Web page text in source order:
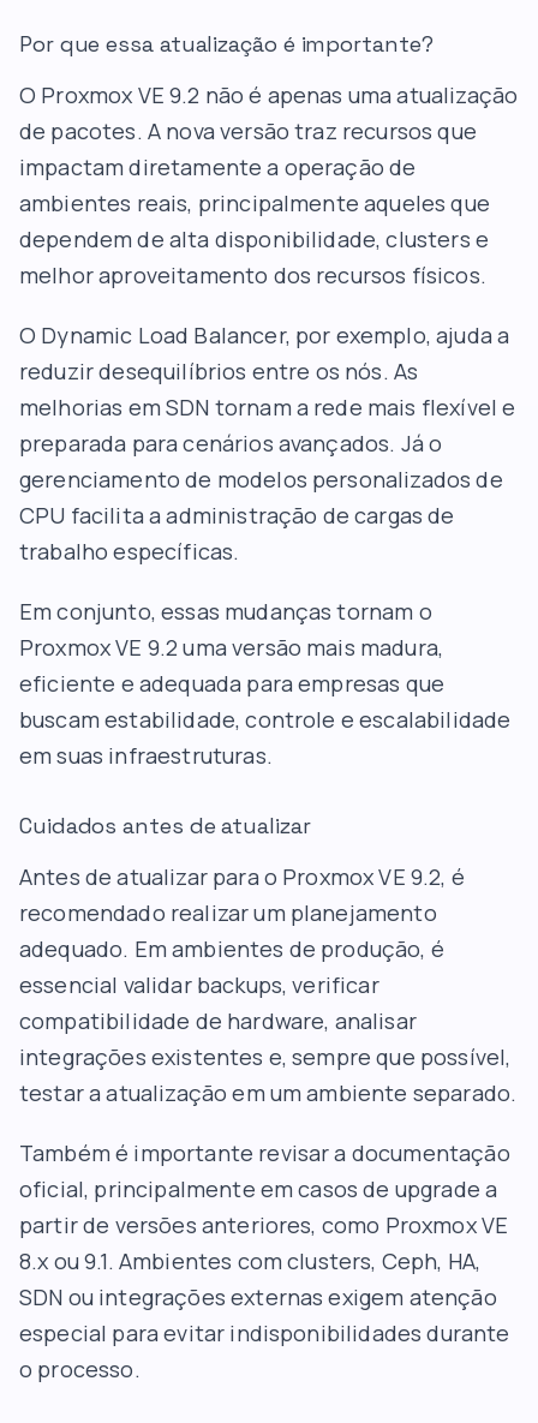
Por que essa atualização é importante?
O Proxmox VE 9.2 não é apenas uma atualização
de pacotes. A nova versão traz recursos que
impactam diretamente a operação de
ambientes reais, principalmente aqueles que
dependem de alta disponibilidade, clusters e
melhor aproveitamento dos recursos físicos.
O Dynamic Load Balancer, por exemplo, ajuda a
reduzir desequilíbrios entre os nós. As
melhorias em SDN tornam a rede mais flexível e
preparada para cenários avançados. Já o
gerenciamento de modelos personalizados de
CPU facilita a administração de cargas de
trabalho específicas.
Em conjunto, essas mudanças tornam o
Proxmox VE 9.2 uma versão mais madura,
eficiente e adequada para empresas que
buscam estabilidade, controle e escalabilidade
em suas infraestruturas.
Cuidados antes de atualizar
Antes de atualizar para o Proxmox VE 9.2, é
recomendado realizar um planejamento
adequado. Em ambientes de produção, é
essencial validar backups, verificar
compatibilidade de hardware, analisar
integrações existentes e, sempre que possível,
testar a atualização em um ambiente separado.
Também é importante revisar a documentação
oficial, principalmente em casos de upgrade a
partir de versões anteriores, como Proxmox VE
8.x ou 9.1. Ambientes com clusters, Ceph, HA,
SDN ou integrações externas exigem atenção
especial para evitar indisponibilidades durante
o processo.